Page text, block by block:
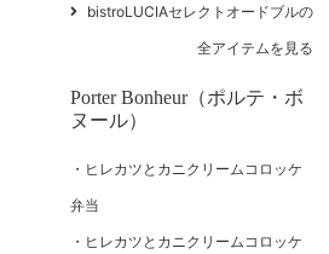
bistroLUCIAセレクトオードブルの
全アイテムを見る
Porter Bonheur（ポルテ・ボ
ヌール）
ヒレカツとカニクリームコロッケ
弁当
ヒレカツとカニクリームコロッケ